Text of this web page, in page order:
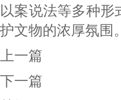
以案说法等多种
护文物的浓厚氛围。
上一篇
下一篇